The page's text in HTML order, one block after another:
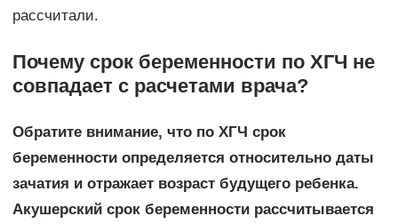
рассчитали.
Почему срок беременности по ХГЧ не
совпадает с расчетами врача?
Обратите внимание, что по ХГЧ срок
беременности определяется относительно даты
зачатия и отражает возраст будущего ребенка.
Акушерский срок беременности рассчитывается